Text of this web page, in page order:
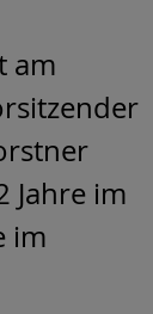
am
Jahre im
im